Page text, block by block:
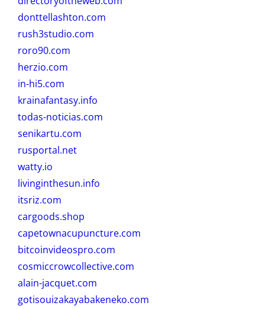
donttellashton.com
rush3studio.com
roro90.com
herzio.com
in-hi5.com
krainafantasy.info
todas-noticias.com
senikartu.com
rusportal.net
watty.io
livinginthesun.info
itsriz.com
cargoods.shop
capetownacupuncture.com
bitcoinvideospro.com
cosmiccrowcollective.com
alain-jacquet.com
gotisouizakayabakeneko.com